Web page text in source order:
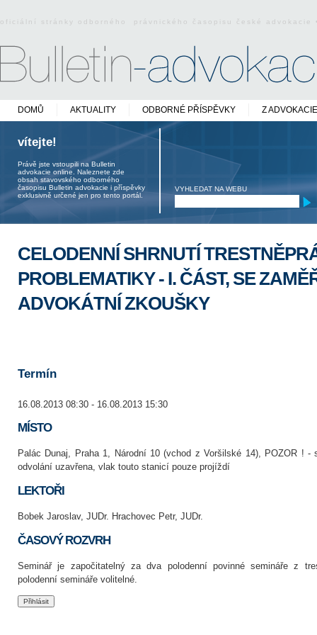
oficiální stránky odborného právnického časopisu české
DOMŮ AKTUALITY ODBORNÉ PŘÍSPĚVKY Z ADVOKACIE
vítejte!
Právě jste vstoupili na Bulletin
advokacie online. Naleznete zde
obsah stavovského odborného
časopisu Bulletin advokacie i příspěvky
exklusivně určené jen pro tento portál.
VYHLEDAT NA WEBU
CELODENNÍ SHRNUTÍ
PROBLEMATIKY - I. ČÁST, SE
ADVOKÁTNÍ ZKOUŠKY
Termín
16.08.2013 08:30 - 16.08.2013 15:30
MÍSTO
Palác Dunaj, Praha 1, Národní 10 (vchod z Voršilské 14), POZOR ! -
odvolání uzavřena, vlak touto stanicí pouze projíždí
LEKTOŘI
Bobek Jaroslav, JUDr. Hrachovec Petr, JUDr.
ČASOVÝ ROZVRH
Seminář je započitatelný za dva polodenní povinné semináře z
polodenní semináře volitelné.